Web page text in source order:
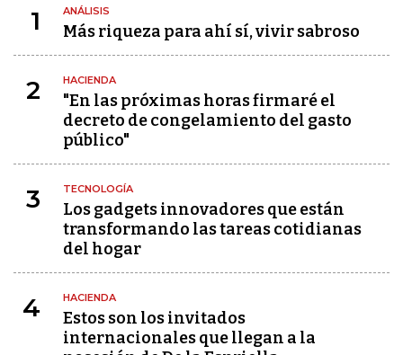
1 ANÁLISIS
Más riqueza para ahí sí, vivir sabroso
2 HACIENDA
"En las próximas horas firmaré el
decreto de congelamiento del gasto
público"
3 TECNOLOGÍA
Los gadgets innovadores que están
transformando las tareas cotidianas
del hogar
4 HACIENDA
Estos son los invitados
internacionales que llegan a la